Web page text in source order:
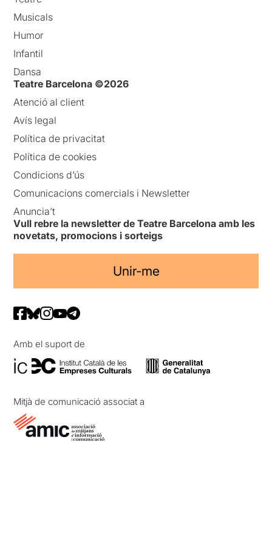
Musicals
Humor
Infantil
Dansa
Teatre Barcelona ©2026
Atenció al client
Avís legal
Política de privacitat
Política de cookies
Condicions d’ús
Comunicacions comercials i Newsletter
Anuncia’t
Vull rebre la newsletter de Teatre Barcelona amb les
novetats, promocions i sorteigs
Unir-me
Amb el suport de
Mitjà de comunicació associat a